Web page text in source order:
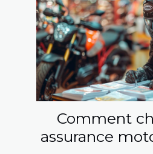
Comment
assurance